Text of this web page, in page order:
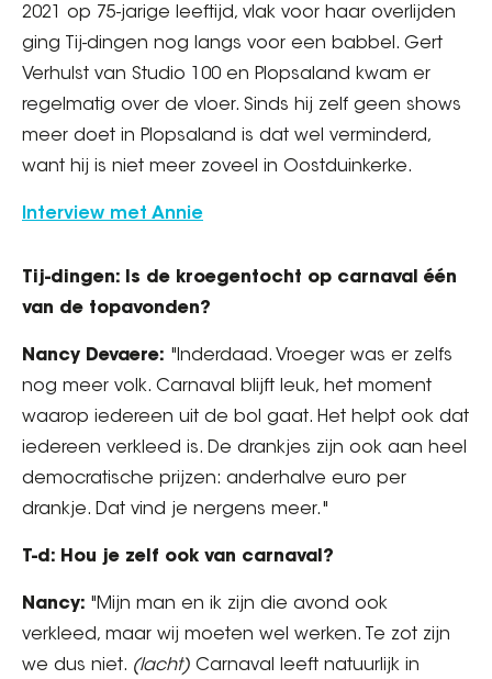
2021 op 75-jarige leeftijd, vlak voor haar overlijden
ging Tij-dingen nog langs voor een babbel. Gert
Verhulst van Studio 100 en Plopsaland kwam er
regelmatig over de vloer. Sinds hij zelf geen shows
meer doet in Plopsaland is dat wel verminderd,
want hij is niet meer zoveel in Oostduinkerke.
Interview met Annie
Tij-dingen: Is de kroegentocht op carnaval één
van de topavonden?
Nancy Devaere: "Inderdaad. Vroeger was er zelfs
nog meer volk. Carnaval blijft leuk, het moment
waarop iedereen uit de bol gaat. Het helpt ook dat
iedereen verkleed is. De drankjes zijn ook aan heel
democratische prijzen: anderhalve euro per
drankje. Dat vind je nergens meer."
T-d: Hou je zelf ook van carnaval?
Nancy: "Mijn man en ik zijn die avond ook
verkleed, maar wij moeten wel werken. Te zot zijn
we dus niet. (lacht) Carnaval leeft natuurlijk in